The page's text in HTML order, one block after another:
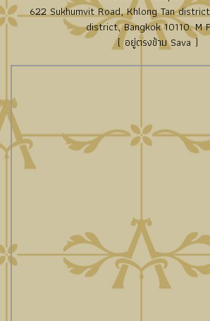
622 Sukhumvit Road, Khlong Tan
district, Bangkok 10110. M
( อยู่ตรงข้าม Sava )